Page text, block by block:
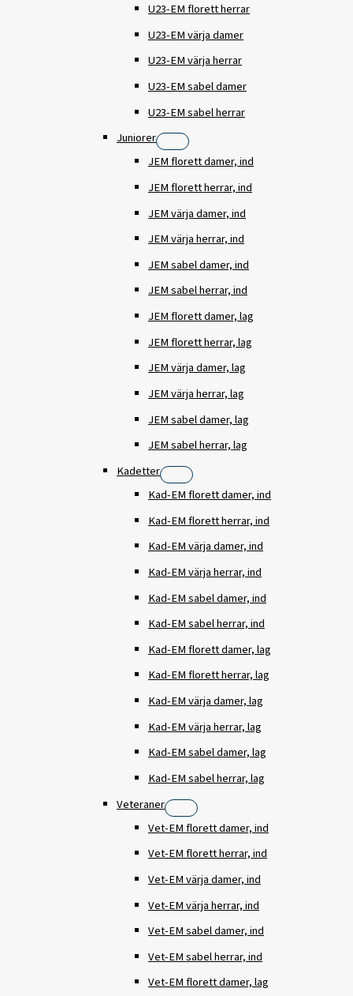
U23-EM florett herrar
U23-EM värja damer
U23-EM värja herrar
U23-EM sabel damer
U23-EM sabel herrar
Juniorer
JEM florett damer, ind
JEM florett herrar, ind
JEM värja damer, ind
JEM värja herrar, ind
JEM sabel damer, ind
JEM sabel herrar, ind
JEM florett damer, lag
JEM florett herrar, lag
JEM värja damer, lag
JEM värja herrar, lag
JEM sabel damer, lag
JEM sabel herrar, lag
Kadetter
Kad-EM florett damer, ind
Kad-EM florett herrar, ind
Kad-EM värja damer, ind
Kad-EM värja herrar, ind
Kad-EM sabel damer, ind
Kad-EM sabel herrar, ind
Kad-EM florett damer, lag
Kad-EM florett herrar, lag
Kad-EM värja damer, lag
Kad-EM värja herrar, lag
Kad-EM sabel damer, lag
Kad-EM sabel herrar, lag
Veteraner
Vet-EM florett damer, ind
Vet-EM florett herrar, ind
Vet-EM värja damer, ind
Vet-EM värja herrar, ind
Vet-EM sabel damer, ind
Vet-EM sabel herrar, ind
Vet-EM florett damer, lag